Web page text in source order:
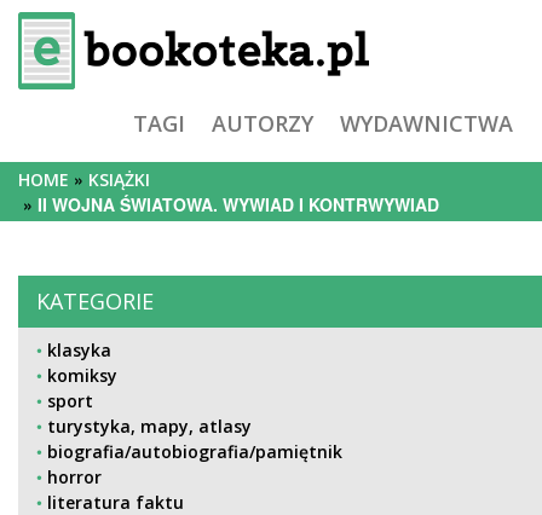
TAGI AUTORZY WYDAWNICTWA
HOME KSIĄŻKI
II WOJNA ŚWIATOWA. WYWIAD I KONTRWYWIAD
KATEGORIE
klasyka
komiksy
sport
turystyka, mapy, atlasy
biografia/autobiografia/pamiętnik
horror
literatura faktu